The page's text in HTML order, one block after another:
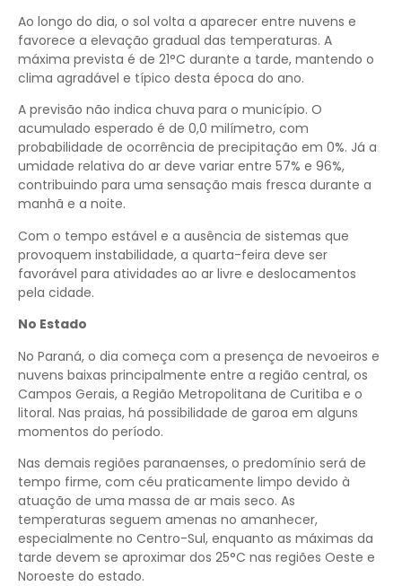
Ao longo do dia, o sol volta a aparecer entre nuvens e
favorece a elevação gradual das temperaturas. A
máxima prevista é de 21°C durante a tarde, mantendo o
clima agradável e típico desta época do ano.
A previsão não indica chuva para o município. O
acumulado esperado é de 0,0 milímetro, com
probabilidade de ocorrência de precipitação em 0%. Já a
umidade relativa do ar deve variar entre 57% e 96%,
contribuindo para uma sensação mais fresca durante a
manhã e a noite.
Com o tempo estável e a ausência de sistemas que
provoquem instabilidade, a quarta-feira deve ser
favorável para atividades ao ar livre e deslocamentos
pela cidade.
No Estado
No Paraná, o dia começa com a presença de nevoeiros e
nuvens baixas principalmente entre a região central, os
Campos Gerais, a Região Metropolitana de Curitiba e o
litoral. Nas praias, há possibilidade de garoa em alguns
momentos do período.
Nas demais regiões paranaenses, o predomínio será de
tempo firme, com céu praticamente limpo devido à
atuação de uma massa de ar mais seco. As
temperaturas seguem amenas no amanhecer,
especialmente no Centro-Sul, enquanto as máximas da
tarde devem se aproximar dos 25°C nas regiões Oeste e
Noroeste do estado.